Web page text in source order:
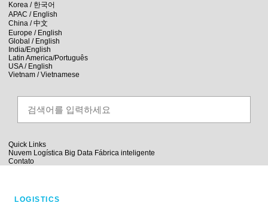
Korea / 한국어
APAC / English
China /中文
Europe / English
Global / English
India/English
Latin America/Português
USA / English
Vietnam / Vietnamese
Quick Links
Nuvem Logística Big Data Fábrica inteligente
Contato
LOGISTICS